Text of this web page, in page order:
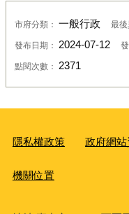
市府分類： 一般行政 最後
發布日期： 2024-07-12
點閱次數： 2371
隱私權政策 政府網
機關位置